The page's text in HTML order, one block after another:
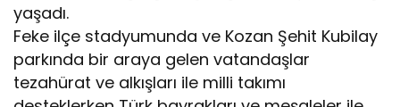
yaşadı.
Feke ilçe stadyumunda ve Kozan Şehit Kubilay
parkında bir araya gelen vatandaşlar
tezahürat ve alkışları ile milli takımı